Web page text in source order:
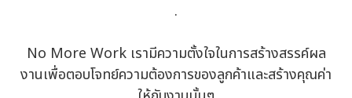
.
No More Work เรามีความตั้งใจในการสร้างสรรค์ผล
งานเพื่อตอบโจทย์ความต้องการของลูกค้าและสร้างคุณค่า